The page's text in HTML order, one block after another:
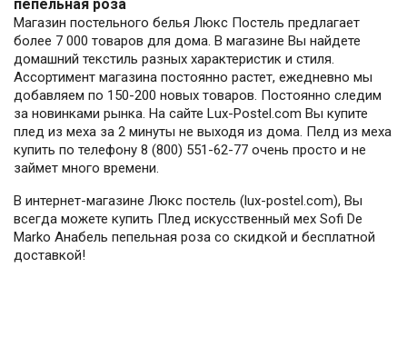
пепельная роза
Магазин постельного белья Люкс Постель предлагает
более 7 000 товаров для дома. В магазине Вы найдете
домашний текстиль разных характеристик и стиля.
Ассортимент магазина постоянно растет, ежедневно мы
добавляем по 150-200 новых товаров. Постоянно следим
за новинками рынка. На сайте Lux-Postel.com Вы купите
плед из меха за 2 минуты не выходя из дома. Пелд из меха
купить по телефону 8 (800) 551-62-77 очень просто и не
займет много времени.
В интернет-магазине Люкс постель (lux-postel.com), Вы
всегда можете купить Плед искусственный мех Sofi De
Marko Анабель пепельная роза со скидкой и бесплатной
доставкой!